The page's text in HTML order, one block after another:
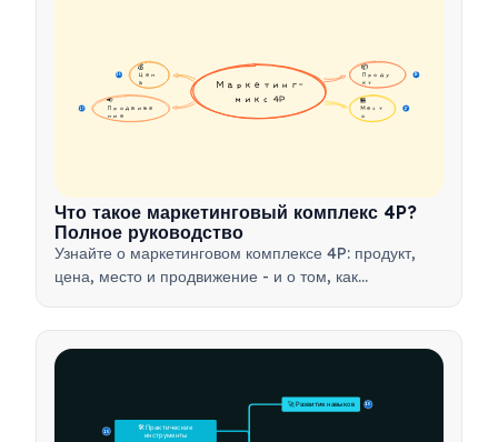
📦
Проду
кт
16
💰
Цен
а
16
🏪
Мест
о
17
📢
Продвиже
ние
17
Маркетинг-
микс 4P
Что такое маркетинговый комплекс 4P?
Полное руководство
Узнайте о маркетинговом комплексе 4P: продукт,
цена, место и продвижение - и о том, как
🛠️ Практические
инструменты
15
🚀 Развитие навыков 15